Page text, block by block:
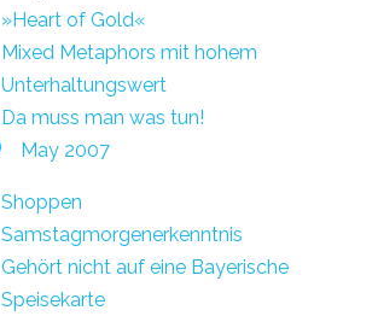
»Heart of Gold«
Mixed Metaphors mit hohem
Unterhaltungswert
Da muss man was tun!
May 2007
Shoppen
Samstagmorgenerkenntnis
Gehört nicht auf eine Bayerische
Speisekarte